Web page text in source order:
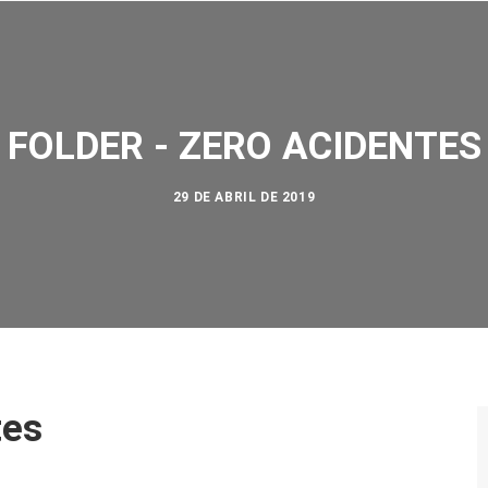
FOLDER - ZERO ACIDENTES
29 DE ABRIL DE 2019